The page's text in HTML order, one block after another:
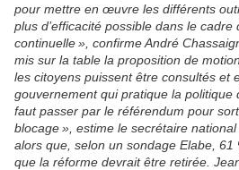
pour mettre en œuvre les différents
plus d’efficacité possible dans le cadre
continuelle », confirme André
mis sur la table la proposition de
les citoyens puissent être consultés et
gouvernement qui pratique la politique
faut passer par le référendum pour
blocage », estime le secrétaire
alors que, selon un sondage Elabe, 61
que la réforme devrait être retirée.